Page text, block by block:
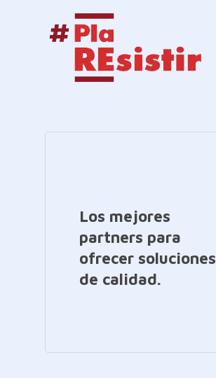
Los mejores
partners para
ofrecer soluciones
de calidad.